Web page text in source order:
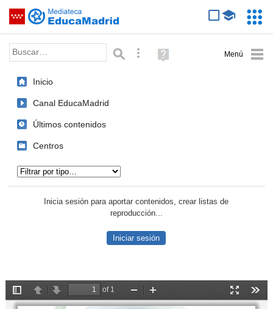
Saltar navegación
Palabra o frase: Búsqueda avanzada
Ayuda
(en
Inicio
Canal EducaMadrid
Últimos contenidos
Centros
Inicia sesión para aportar contenidos, crear listas de
reproducción...
Iniciar sesión